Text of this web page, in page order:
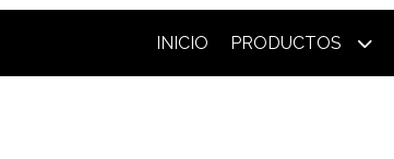
INICIO PRODUCTOS